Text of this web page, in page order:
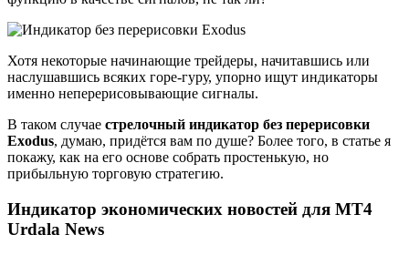
Хотя некоторые начинающие трейдеры, начитавшись или
наслушавшись всяких горе-гуру, упорно ищут индикаторы
именно неперерисовывающие сигналы.
В таком случае стрелочный индикатор без перерисовки
Exodus, думаю, придётся вам по душе? Более того, в статье я
покажу, как на его основе собрать простенькую, но
прибыльную торговую стратегию.
Индикатор экономических новостей для MT4
Urdala News